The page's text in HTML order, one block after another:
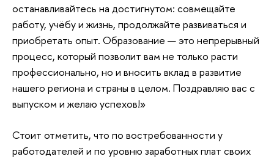
останавливайтесь на достигнутом: совмещайте
работу, учёбу и жизнь, продолжайте развиваться и
приобретать опыт. Образование — это непрерывный
процесс, который позволит вам не только расти
профессионально, но и вносить вклад в развитие
нашего региона и страны в целом. Поздравляю вас с
выпуском и желаю успехов!»
Стоит отметить, что по востребованности у
работодателей и по уровню заработных плат своих